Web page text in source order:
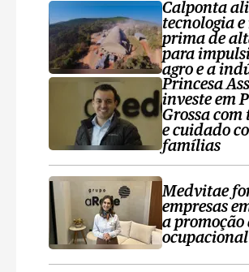
Calponta
tecnologia
prima de
para
agro e a
Princesa
investe em
Grossa
e cuidado
famílias
Medvitae
empresas
a promoção
ocupacional